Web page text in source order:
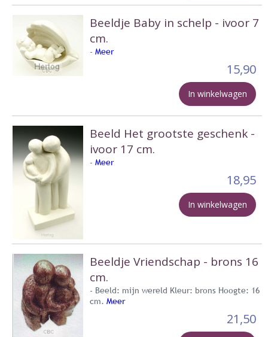
Beeldje Baby in schelp - ivoor 7
cm.
- Meer
15,90
In winkelwagen
Beeld Het grootste geschenk -
ivoor 17 cm.
- Meer
18,95
In winkelwagen
Beeldje Vriendschap - brons 16
cm.
- Beeld: mijn wereld Kleur: brons Hoogte: 16
cm. Meer
21,50